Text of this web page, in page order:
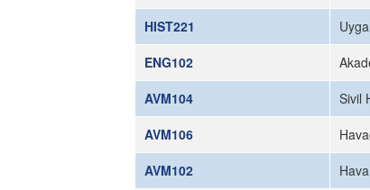
HIST221
ENG102
AVM104
Sivil
AVM106
AVM102
Hava